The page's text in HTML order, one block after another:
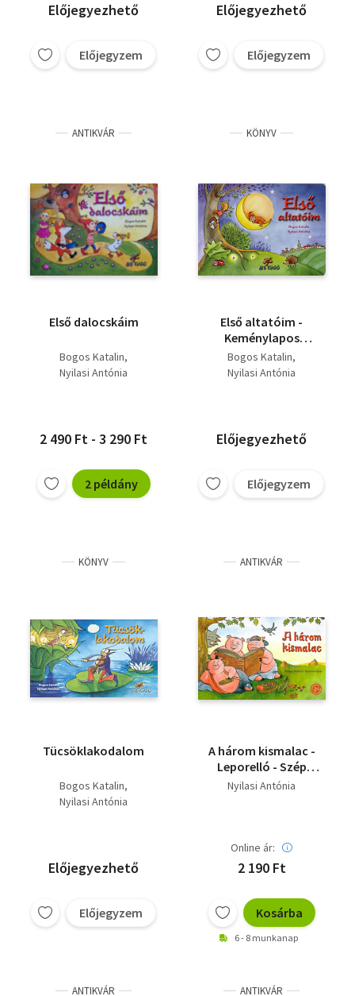
Előjegyezhető
Előjegyzem
Előjegyezhető
Előjegyzem
ANTIKVÁR
Első dalocskáim
Bogos Katalin
Nyilasi Antónia
2 490 Ft - 3 290 Ft
2 példány
KÖNYV
Első altatóim -
Keménylapos
mesekönyv
Bogos Katalin
Nyilasi Antónia
Előjegyezhető
Előjegyzem
KÖNYV
Tücsöklakodalom
Bogos Katalin
Nyilasi Antónia
Előjegyezhető
Előjegyzem
ANTIKVÁR
A három kismalac -
Leporelló - Szép
állapotban.
Nyilasi Antónia
Online ár:
2 190 Ft
Kosárba
6 - 8 munkanap
ANTIKVÁR ANTIKVÁR